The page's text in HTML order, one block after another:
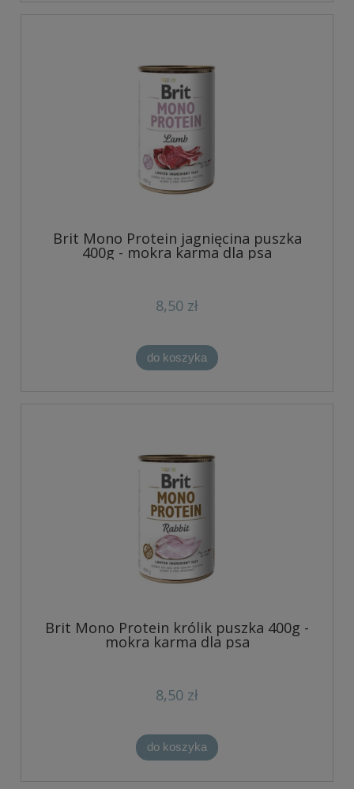
Brit Mono Protein jagnięcina puszka
400g - mokra karma dla psa
8,50 zł
do koszyka
Brit Mono Protein królik puszka 400g -
mokra karma dla psa
8,50 zł
do koszyka